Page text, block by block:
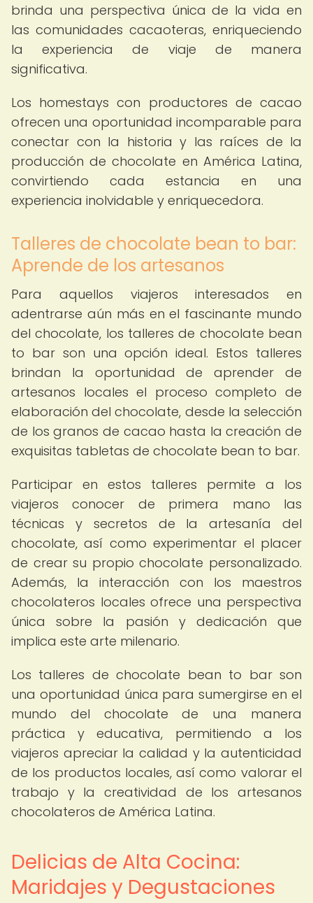
brinda una perspectiva única de la vida en
las comunidades cacaoteras, enriqueciendo
la experiencia de viaje de manera
significativa.
Los homestays con productores de cacao
ofrecen una oportunidad incomparable para
conectar con la historia y las raíces de la
producción de chocolate en América Latina,
convirtiendo cada estancia en una
experiencia inolvidable y enriquecedora.
Talleres de chocolate bean to bar:
Aprende de los artesanos
Para aquellos viajeros interesados en
adentrarse aún más en el fascinante mundo
del chocolate, los talleres de chocolate bean
to bar son una opción ideal. Estos talleres
brindan la oportunidad de aprender de
artesanos locales el proceso completo de
elaboración del chocolate, desde la selección
de los granos de cacao hasta la creación de
exquisitas tabletas de chocolate bean to bar.
Participar en estos talleres permite a los
viajeros conocer de primera mano las
técnicas y secretos de la artesanía del
chocolate, así como experimentar el placer
de crear su propio chocolate personalizado.
Además, la interacción con los maestros
chocolateros locales ofrece una perspectiva
única sobre la pasión y dedicación que
implica este arte milenario.
Los talleres de chocolate bean to bar son
una oportunidad única para sumergirse en el
mundo del chocolate de una manera
práctica y educativa, permitiendo a los
viajeros apreciar la calidad y la autenticidad
de los productos locales, así como valorar el
trabajo y la creatividad de los artesanos
chocolateros de América Latina.
Delicias de Alta Cocina:
Maridajes y Degustaciones